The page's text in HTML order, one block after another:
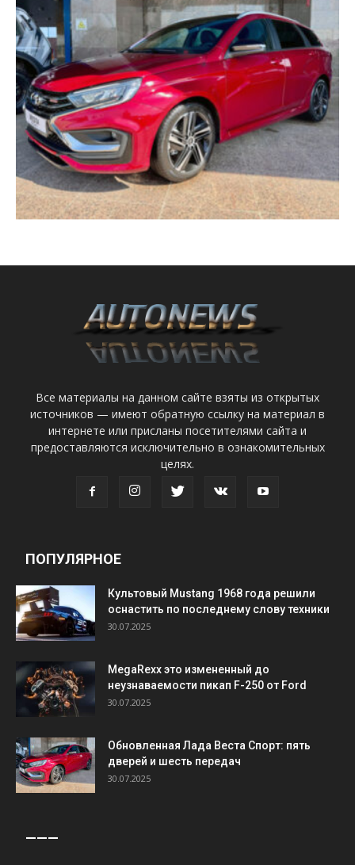
Все материалы на данном сайте взяты из открытых
источников — имеют обратную ссылку на материал в
интернете или присланы посетителями сайта и
предоставляются исключительно в ознакомительных
целях.
ПОПУЛЯРНОЕ
Культовый Mustang 1968 года решили
оснастить по последнему слову техники
30.07.2025
MegaRexx это измененный до
неузнаваемости пикап F-250 от Ford
30.07.2025
Обновленная Лада Веста Спорт: пять
дверей и шесть передач
30.07.2025
———